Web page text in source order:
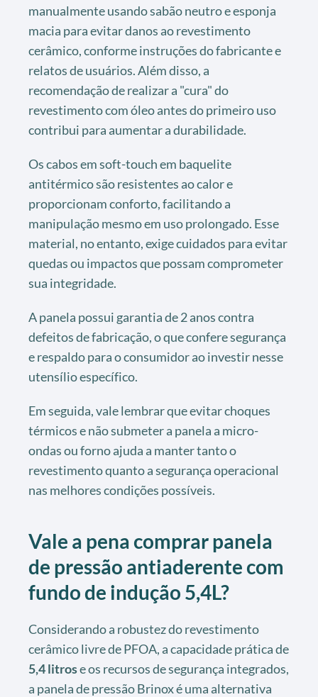
manualmente usando sabão neutro e esponja
macia para evitar danos ao revestimento
cerâmico, conforme instruções do fabricante e
relatos de usuários. Além disso, a
recomendação de realizar a "cura" do
revestimento com óleo antes do primeiro uso
contribui para aumentar a durabilidade.
Os cabos em soft-touch em baquelite
antitérmico são resistentes ao calor e
proporcionam conforto, facilitando a
manipulação mesmo em uso prolongado. Esse
material, no entanto, exige cuidados para evitar
quedas ou impactos que possam comprometer
sua integridade.
A panela possui garantia de 2 anos contra
defeitos de fabricação, o que confere segurança
e respaldo para o consumidor ao investir nesse
utensílio específico.
Em seguida, vale lembrar que evitar choques
térmicos e não submeter a panela a micro-
ondas ou forno ajuda a manter tanto o
revestimento quanto a segurança operacional
nas melhores condições possíveis.
Vale a pena comprar panela
de pressão antiaderente com
fundo de indução 5,4L?
Considerando a robustez do revestimento
cerâmico livre de PFOA, a capacidade prática de
5,4 litrose os recursos de segurança integrados,
a panela de pressão Brinox é uma alternativa